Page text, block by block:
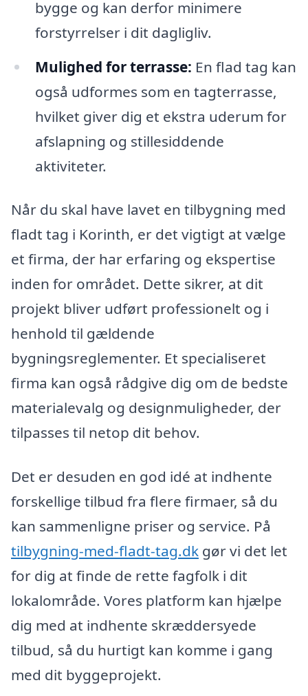
bygge og kan derfor minimere
forstyrrelser i dit dagligliv.
Mulighed for terrasse: En flad tag kan
også udformes som en tagterrasse,
hvilket giver dig et ekstra uderum for
afslapning og stillesiddende
aktiviteter.
Når du skal have lavet en tilbygning med
fladt tag i Korinth, er det vigtigt at vælge
et firma, der har erfaring og ekspertise
inden for området. Dette sikrer, at dit
projekt bliver udført professionelt og i
henhold til gældende
bygningsreglementer. Et specialiseret
firma kan også rådgive dig om de bedste
materialevalg og designmuligheder, der
tilpasses til netop dit behov.
Det er desuden en god idé at indhente
forskellige tilbud fra flere firmaer, så du
kan sammenligne priser og service. På
tilbygning-med-fladt-tag.dk gør vi det let
for dig at finde de rette fagfolk i dit
lokalområde. Vores platform kan hjælpe
dig med at indhente skræddersyede
tilbud, så du hurtigt kan komme i gang
med dit byggeprojekt.